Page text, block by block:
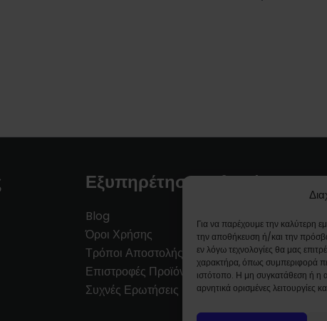
Για να παρέχουμε την καλύτερη
την αποθήκευση ή/και την
εν λόγω τεχνολογίες θα μας
χαρακτήρα, όπως συμπεριφορά
ιστότοπο. Η μη συγκατάθεση ή η
αρνητικά ορισμένες λειτουργίες
Εξυπηρέτηση Πελατών
Blog
Όροι Χρήσης
Τρόποι Αποστολής / Μεταφορικά
Επιστροφές Προϊόντων
Συχνές Ερωτήσεις